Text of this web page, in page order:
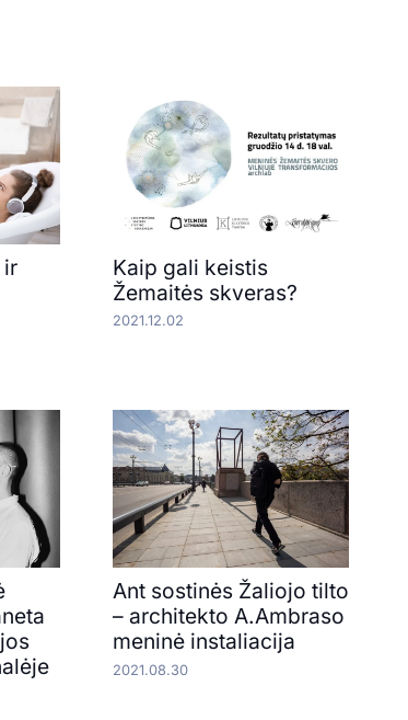
ir
Kaip gali keistis
Žemaitės skveras?
2021.12.02
Ant sostinės Žaliojo tilto
– architekto A.Ambraso
meninė instaliacija
2021.08.30